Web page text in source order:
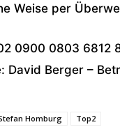
Weise per
0900 0803 6812
David Berger –
Homburg Top2